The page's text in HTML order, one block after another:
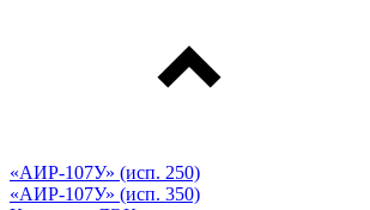
«АИР-107У» (исп. 250)
«АИР-107У» (исп. 350)